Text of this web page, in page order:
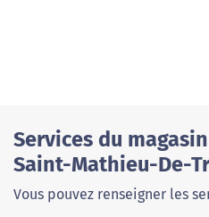
Services du
Saint-Mathieu-De-
Vous pouvez renseigner les